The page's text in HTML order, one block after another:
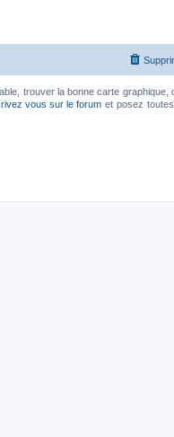
trouver la bonne carte
vous sur le forum et posez